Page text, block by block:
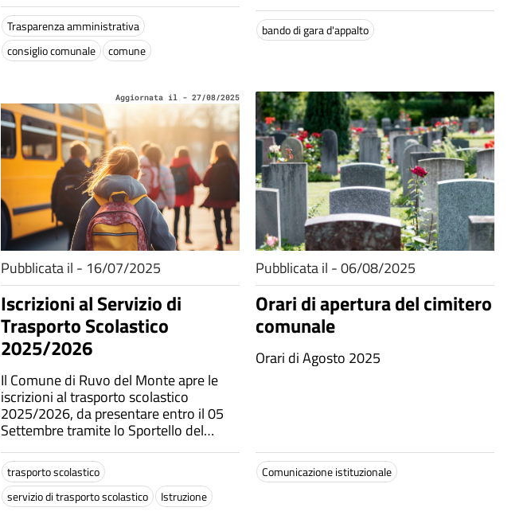
Trasparenza amministrativa
consiglio comunale
comune
bando di gara d'appalto
Aggiornata il - 27/08/2025
Pubblicata il - 16/07/2025
Iscrizioni al Servizio di
Trasporto Scolastico
2025/2026
Il Comune di Ruvo del Monte apre le
iscrizioni al trasporto scolastico
2025/2026, da presentare entro il 05
Settembre tramite lo Sportello del
Cittadino
trasporto scolastico
servizio di trasporto scolastico
Istruzione
Pubblicata il - 06/08/2025
Orari di apertura del cimitero
comunale
Orari di Agosto 2025
Comunicazione istituzionale